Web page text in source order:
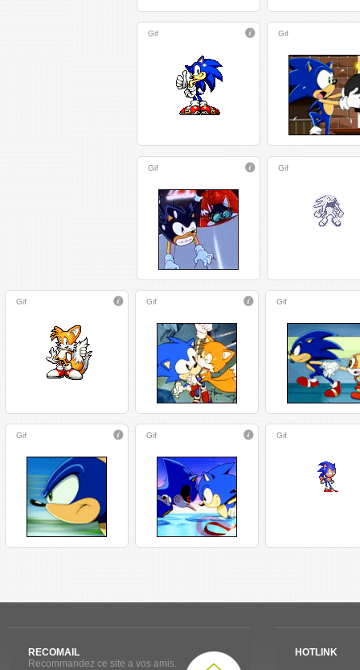
Gif Gif
Gif Gif
Gif Gif Gif
Gif Gif Gif
RECOMAIL
Recommandez ce site a vos amis.
HOTLINK